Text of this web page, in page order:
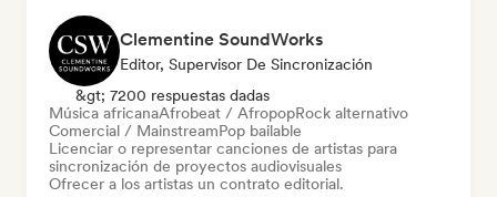
Clementine SoundWorks
Editor, Supervisor De Sincronización
&gt; 7200 respuestas dadas
Música africanaAfrobeat / AfropopRock alternativo
Comercial / MainstreamPop bailable
Licenciar o representar canciones de artistas para
sincronización de proyectos audiovisuales
Ofrecer a los artistas un contrato editorial.